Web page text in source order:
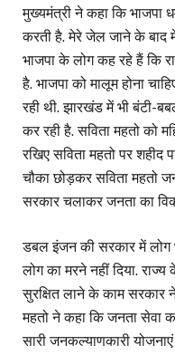
मुख्यमंत्री ने कहा कि भाजपा
करती है. मेरे जेल जाने के बाद
भाजपा के लोग कह रहे हैं कि
है. भाजपा को मालूम होना
रही थी. झारखंड में भी बंटी-
कर रही है. सविता महतो को
रखिए सविता महतो पर शहीद
चौका छोड़कर सविता महतो
सरकार चलाकर जनता का
डबल इंजन की सरकार में लोग
लोग का मरने नहीं दिया.
सुरक्षित लाने के काम सरकार
महतो ने कहा कि जनता सेवा
सारी जनकल्याणकारी